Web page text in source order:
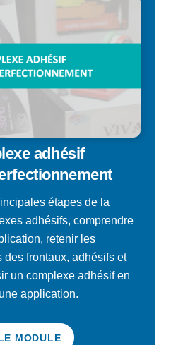
adhésif
étapes de la
adhésifs, comprendre
retenir les
frontaux, adhésifs et
un complexe adhésif en
application.
MODULE